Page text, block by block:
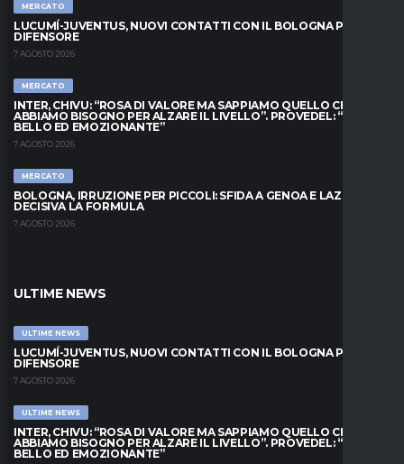
MERCATO
LUCUMÍ-JUVENTUS, NUOVI CONTATTI CON IL BOLOGNA PER IL
DIFENSORE
7 AGOSTO 2026
MERCATO
INTER, CHIVU: “ROSA DI VALORE MA SAPPIAMO QUELLO CHE
ABBIAMO BISOGNO PER ALZARE IL LIVELLO”. PROVEDEL: “MESE
BELLO ED EMOZIONANTE”
7 AGOSTO 2026
MERCATO
BOLOGNA, IRRUZIONE PER PICCOLI: SFIDA A GENOA E LAZIO,
DECISIVA LA FORMULA
7 AGOSTO 2026
ULTIME NEWS
ULTIME NEWS
LUCUMÍ-JUVENTUS, NUOVI CONTATTI CON IL BOLOGNA PER IL
DIFENSORE
7 AGOSTO 2026
ULTIME NEWS
INTER, CHIVU: “ROSA DI VALORE MA SAPPIAMO QUELLO CHE
ABBIAMO BISOGNO PER ALZARE IL LIVELLO”. PROVEDEL: “MESE
BELLO ED EMOZIONANTE”